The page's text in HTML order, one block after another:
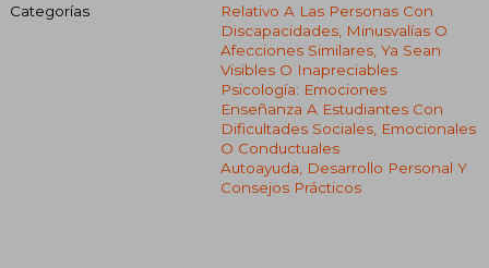
Categorías
Relativo A Las Personas Con
Discapacidades, Minusvalías O
Afecciones Similares, Ya Sean
Visibles O Inapreciables
Psicología: Emociones
Enseñanza A Estudiantes Con
Dificultades Sociales, Emocionales
O Conductuales
Autoayuda, Desarrollo Personal Y
Consejos Prácticos